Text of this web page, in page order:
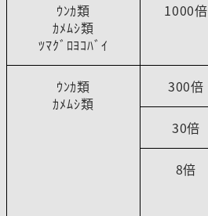
ｳﾝｶ類
ｶﾒﾑｼ類
ﾂﾏｸﾞﾛﾖｺﾊﾞｲ
1000倍
ｳﾝｶ類
ｶﾒﾑｼ類
300倍
30倍
8倍